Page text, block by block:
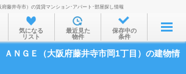
お部屋を探す
沿線・駅から
住所から
井寺市）の賃貸マンション･アパート･部屋探し情報
気になる
リスト
最近見た
物件
保存中の
条件
ＮＧＥ（大阪府藤井寺市岡1丁目）の建物情